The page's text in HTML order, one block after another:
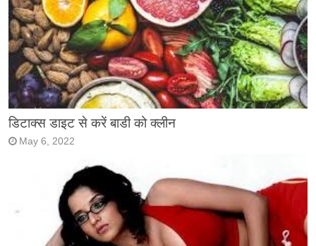
डिटाक्स डाइट से करें बाडी को क्लीन
May 6, 2022